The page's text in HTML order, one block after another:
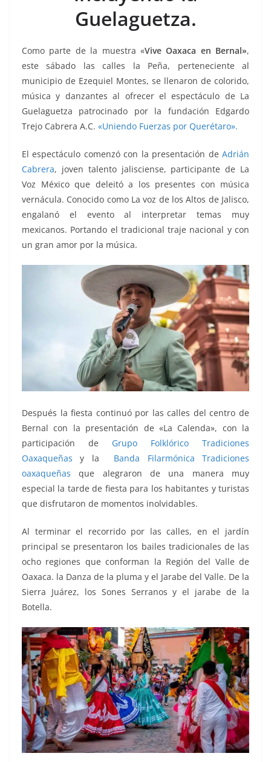
Guelaguetza.
Como parte de la muestra «Vive Oaxaca en Bernal»,
este sábado las calles la Peña, perteneciente al
municipio de Ezequiel Montes, se llenaron de colorido,
música y danzantes al ofrecer el espectáculo de La
Guelaguetza patrocinado por la fundación Edgardo
Trejo Cabrera A.C. «Uniendo Fuerzas por Querétaro».
El espectáculo comenzó con la presentación de Adrián
Cabrera, joven talento jalisciense, participante de La
Voz México que deleitó a los presentes con música
vernácula. Conocido como La voz de los Altos de Jalisco,
engalanó el evento al interpretar temas muy
mexicanos. Portando el tradicional traje nacional y con
un gran amor por la música.
Después la fiesta continuó por las calles del centro de
Bernal con la presentación de «La Calenda», con la
participación de Grupo Folklórico Tradiciones
Oaxaqueñas y la Banda Filarmónica Tradiciones
oaxaqueñas que alegraron de una manera muy
especial la tarde de fiesta para los habitantes y turistas
que disfrutaron de momentos inolvidables.
Al terminar el recorrido por las calles, en el jardín
principal se presentaron los bailes tradicionales de las
ocho regiones que conforman la Región del Valle de
Oaxaca. la Danza de la pluma y el Jarabe del Valle. De la
Sierra Juárez, los Sones Serranos y el jarabe de la
Botella.